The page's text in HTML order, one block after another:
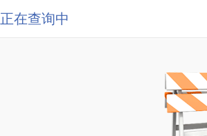
正在查询中